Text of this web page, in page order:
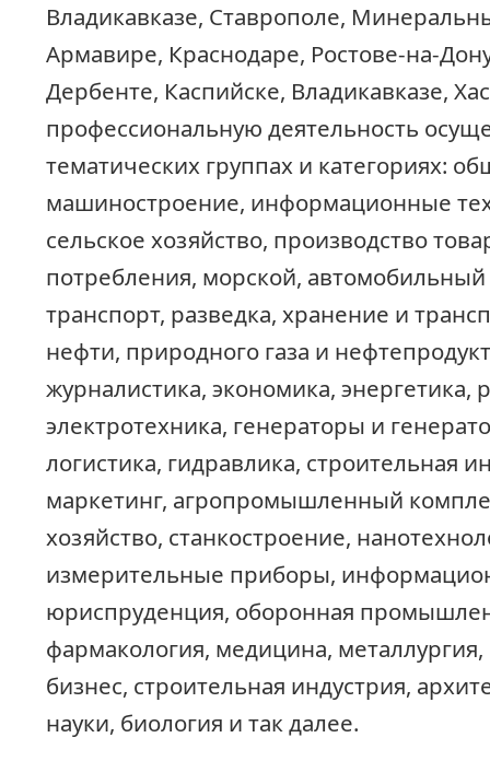
Владикавказе, Ставрополе,
Армавире, Краснодаре, Ростове-на-
Дербенте, Каспийске, Владикавказе,
профессиональную деятельность
тематических группах и категориях:
машиностроение, информационные
сельское хозяйство, производство
потребления, морской,
транспорт, разведка, хранение и
нефти, природного газа и
журналистика, экономика, энергетика,
электротехника, генераторы и
логистика, гидравлика, строительная
маркетинг, агропромышленный
хозяйство, станкостроение,
измерительные приборы,
юриспруденция, оборонная
фармакология, медицина,
бизнес, строительная индустрия,
науки, биология и так далее.